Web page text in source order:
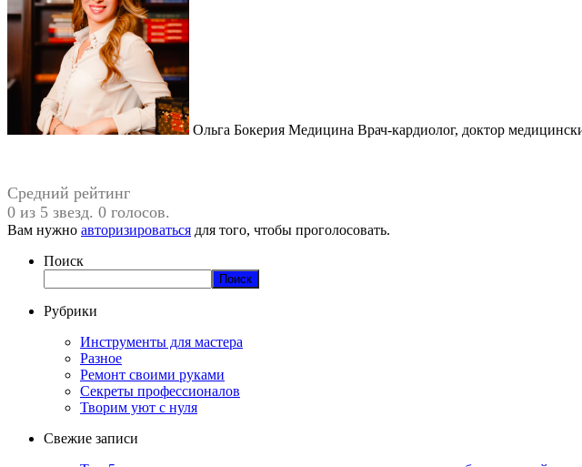
Ольга Бокерия Медицина Врач-кардиолог, доктор
Средний рейтинг
0 из 5 звезд. 0 голосов.
Вам нужно авторизироваться для того, чтобы проголосовать.
Поиск
Поиск
Рубрики
Инструменты для мастера
Разное
Ремонт своими руками
Секреты профессионалов
Творим уют с нуля
Свежие записи